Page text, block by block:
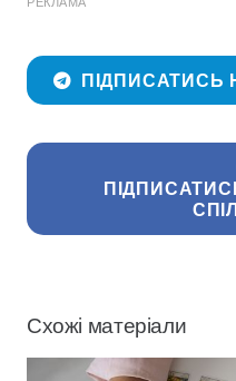
ПІДПИСАТИСЬ
Схожі матеріали